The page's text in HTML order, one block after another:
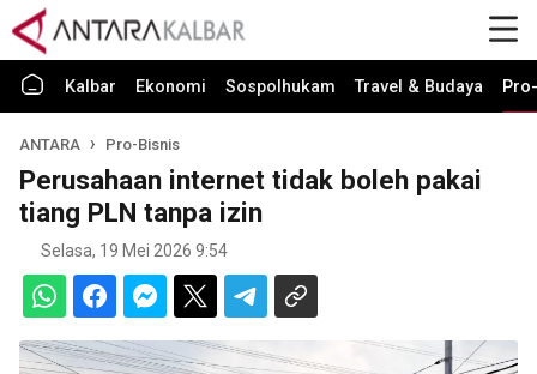
Kalbar Ekonomi Sospolhukam Travel & Budaya
ANTARA Pro-Bisnis
Perusahaan internet tidak boleh pakai
tiang PLN tanpa izin
Selasa, 19 Mei 2026 9:54